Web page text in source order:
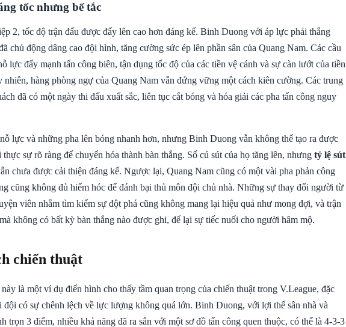
tốc nhưng bế tắc
2, tốc độ trận đấu được đẩy lên cao hơn đáng kể. Binh Duong với áp lực phải thắng
chủ động dâng cao đội hình, tăng cường sức ép lên phần sân của Quang Nam. Các cầu
lực đẩy mạnh tấn công biên, tận dụng tốc độ của các tiền vệ cánh và sự càn lướt của tiền
nhiên, hàng phòng ngự của Quang Nam vẫn đứng vững một cách kiên cường. Các trung
đã có một ngày thi đấu xuất sắc, liên tục cắt bóng và hóa giải các pha tấn công nguy
lực và những pha lên bóng nhanh hơn, nhưng Binh Duong vẫn không thể tạo ra được
sự rõ ràng để chuyển hóa thành bàn thắng. Số cú sút của họ tăng lên, nhưng tỷ lệ sút
chưa được cải thiện đáng kể. Ngược lại, Quang Nam cũng có một vài pha phản công
cũng không đủ hiểm hóc để đánh bại thủ môn đội chủ nhà. Những sự thay đổi người từ
viên nhằm tìm kiếm sự đột phá cũng không mang lại hiệu quả như mong đợi, và trận
không có bất kỳ bàn thắng nào được ghi, để lại sự tiếc nuối cho người hâm mộ.
chiến thuật
là một ví dụ điển hình cho thấy tầm quan trọng của chiến thuật trong V.League, đặc
đội có sự chênh lệch về lực lượng không quá lớn. Binh Duong, với lợi thế sân nhà và
trọn 3 điểm, nhiều khả năng đã ra sân với một sơ đồ tấn công quen thuộc, có thể là 4-3-3